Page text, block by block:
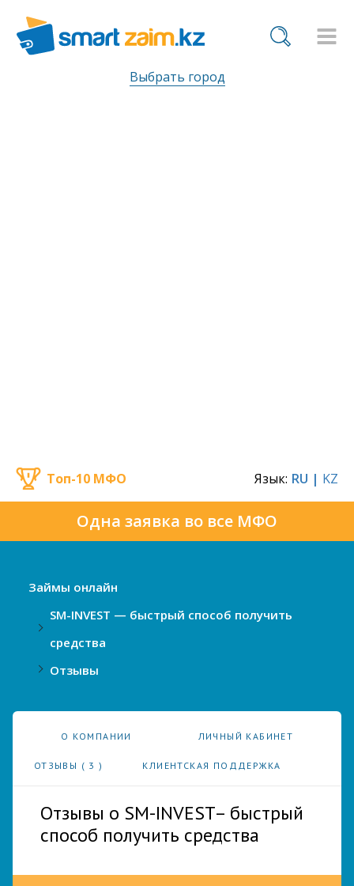
Выбрать город
Одна заявка во все МФО
Топ-10 МФО Язык: RU | KZ
Займы онлайн
SM-INVEST — быстрый способ получить
средства
Отзывы
О КОМПАНИИ ЛИЧНЫЙ КАБИНЕТ
ОТЗЫВЫ ( 3) КЛИЕНТСКАЯ ПОДДЕРЖКА
Отзывы о SM-INVEST– быстрый
способ получить средства